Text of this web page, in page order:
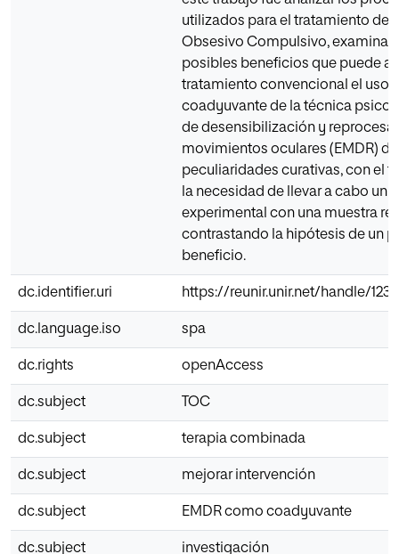
utilizados para el tratamiento del
Obsesivo Compulsivo,
posibles beneficios que puede
tratamiento convencional el uso
coadyuvante de la técnica
de desensibilización y
movimientos oculares (EMDR)
peculiaridades curativas, con el
la necesidad de llevar a cabo un
experimental con una muestra
contrastando la hipótesis de un
beneficio.
dc.identifier.uri https://reunir.unir.net/handle/
dc.language.iso spa
dc.rights openAccess
dc.subject TOC
dc.subject terapia combinada
dc.subject mejorar intervención
dc.subject EMDR como coadyuvante
dc.subject investigación